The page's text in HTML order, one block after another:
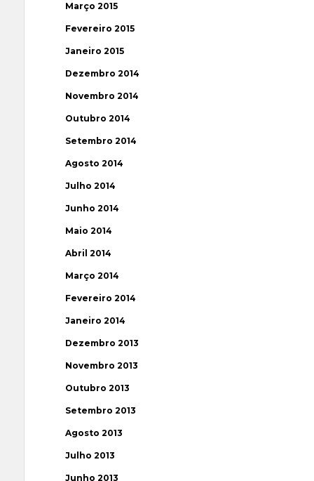
Março 2015
Fevereiro 2015
Janeiro 2015
Dezembro 2014
Novembro 2014
Outubro 2014
Setembro 2014
Agosto 2014
Julho 2014
Junho 2014
Maio 2014
Abril 2014
Março 2014
Fevereiro 2014
Janeiro 2014
Dezembro 2013
Novembro 2013
Outubro 2013
Setembro 2013
Agosto 2013
Julho 2013
Junho 2013